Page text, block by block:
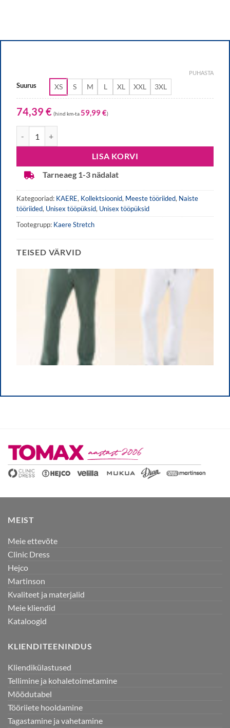
Suurus XS S M L XL XXL 3XL
PUHASTA
74,39 € (hind km-ta59,99€)
LISA KORVI
Tarneaeg 1-3 nädalat
Kategooriad: KAERE, Kollektsioonid, Meeste tööriided, Naiste
tööriided, Unisex tööpüksid, Unisex tööpüksid
Tootegrupp: Kaere Stretch
TEISED VÄRVID
MEIST
Meie ettevõte
Clinic Dress
Hejco
Martinson
Kvaliteet ja materjalid
Meie kliendid
Kataloogid
KLIENDITEENINDUS
Kliendikülastused
Tellimine ja kohaletoimetamine
Mõõdutabel
Tööriiete hooldamine
Tagastamine ja vahetamine